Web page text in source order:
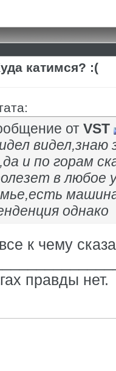
катимся? :(
от VST
видел,знаю
,да и по горам
в любое
однако
к чему
правды нет.